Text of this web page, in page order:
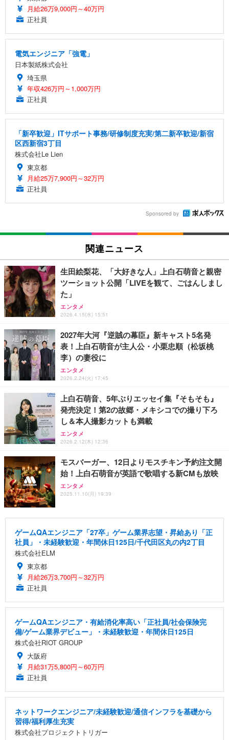
月給26万9,000円～40万円
正社員
電気エンジニア「強電」
日本製紙株式会社
埼玉県
年収426万円～1,000万円
正社員
「新卒歓迎」ITサポート事務/研修制度充実/第二新卒歓迎/新宿
区西新宿3丁目
株式会社Le Lien
東京都
月給25万7,900円～32万円
正社員
Sponsored by
関連ニュース
生田絵梨花、「大好きな人」上白石萌音と親密
ツーショット公開「LIVEを観て、ごはんしまし
た」
エンタメ
2026.4.15(水) 15:51
2027年大河『逆賊の幕臣』新キャスト5名発
表！上白石萌音が主人公・小栗忠順（松坂桃
李）の妻役に
エンタメ
2026.2.24(火) 17:45
上白石萌音、5年ぶりエッセイ集『そもそも』
発売決定！第2の故郷・メキシコでの撮り下ろ
し＆本人撮影カットも満載
エンタメ
2026.2.12(木) 12:36
モスバーガー、12日よりモスチキン予約注文開
始！上白石萌音が英語で歌唱する新CMも放映
エンタメ
2025.11.10(月) 19:39
ゲームQAエンジニア「27卒」ゲーム業界志望・昇給あり「正
社員」・未経験歓迎・年間休日125日/千代田区丸の内2丁目
株式会社ELM
東京都
月給26万3,700円～32万円
正社員
ゲームQAエンジニア・有給消化率高い「正社員/社会保険完
備/ゲーム業界デビュー」・未経験歓迎・年間休日125日
株式会社RIOT GROUP
大阪府
月給31万5,800円～60万円
正社員
ネットワークエンジニア/未経験歓迎/通信インフラを基礎から
習得/福利厚生充実
株式会社プロジェクトトリガー